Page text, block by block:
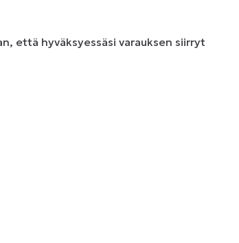
että hyväksyessäsi varauksen siirryt